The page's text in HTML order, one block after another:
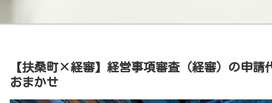
【扶桑町×経審】経営事項審査（経審）の申請
おまかせ